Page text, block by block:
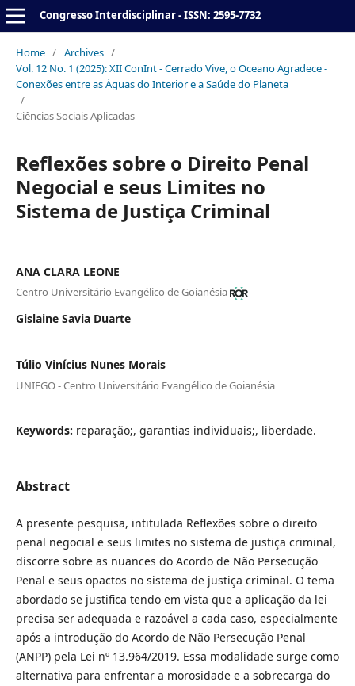
Congresso Interdisciplinar - ISSN: 2595-7732
Home / Archives /
Vol. 12 No. 1 (2025): XII ConInt - Cerrado Vive, o Oceano Agradece -
Conexões entre as Águas do Interior e a Saúde do Planeta
/
Ciências Sociais Aplicadas
Reflexões sobre o Direito Penal
Negocial e seus Limites no
Sistema de Justiça Criminal
ANA CLARA LEONE
Centro Universitário Evangélico de Goianésia
Gislaine Savia Duarte
Túlio Vinícius Nunes Morais
UNIEGO - Centro Universitário Evangélico de Goianésia
Keywords: reparação;, garantias individuais;, liberdade.
Abstract
A presente pesquisa, intitulada Reflexões sobre o direito
penal negocial e seus limites no sistema de justiça criminal,
discorre sobre as nuances do Acordo de Não Persecução
Penal e seus opactos no sistema de justiça criminal. O tema
abordado se justifica tendo em vista que a aplicação da lei
precisa ser adequada e razoável a cada caso, especialmente
após a introdução do Acordo de Não Persecução Penal
(ANPP) pela Lei nº 13.964/2019. Essa modalidade surge como
alternativa para enfrentar a morosidade e a sobrecarga do